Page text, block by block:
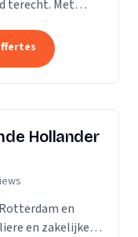
terecht. Met
Hollander
en
en zakelijke